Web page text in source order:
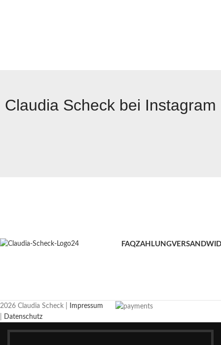
Claudia Scheck bei Instagram
FAQZAHLUNGVERSAND
2026 Claudia Scheck |
Impressum
Datenschutz